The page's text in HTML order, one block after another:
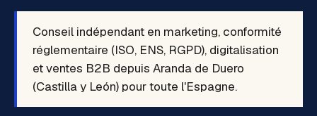
Conseil indépendant en marketing, conformité
réglementaire (ISO, ENS, RGPD), digitalisation
et ventes B2B depuis Aranda de Duero
(Castilla y León) pour toute l'Espagne.